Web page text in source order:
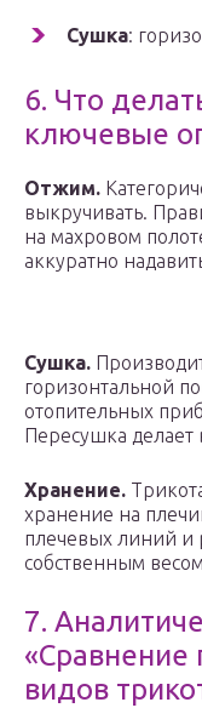
Сушка:
6. Что
ключевые
Отжим.
выкручивать.
на махровом
аккуратно
Сушка.
горизонтальной
отопительных
Пересушка делает
Хранение.
хранение на
плечевых линий и
собственным
7.
«Сравнение
видов